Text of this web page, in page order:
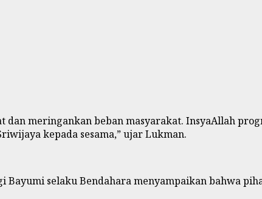
meringankan beban masyarakat. InsyaAllah
kepada sesama,” ujar Lukman.
Bayumi selaku Bendahara menyampaikan bahwa